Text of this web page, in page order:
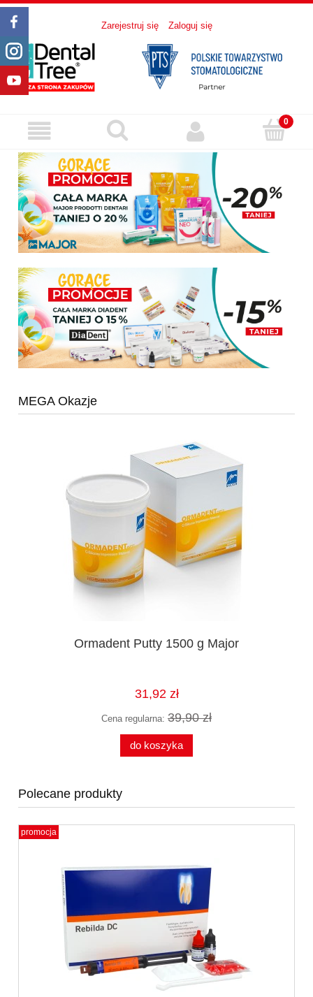
Zarejestruj się Zaloguj się
MEGA Okazje
Ormadent Putty 1500 g Major
31,92 zł
Cena regularna: 39,90 zł
do koszyka
Polecane produkty
promocja